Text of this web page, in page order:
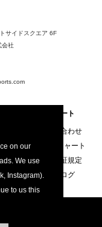
on our
We use
Instagram).
to us this
サイドスクエア 6F
会社
サポート
お問い合わせ
サイズチャート
製品保証規定
カタログ